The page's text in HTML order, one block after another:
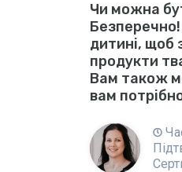
Чи можна
дитині, щоб
продукти
Вам також
вам